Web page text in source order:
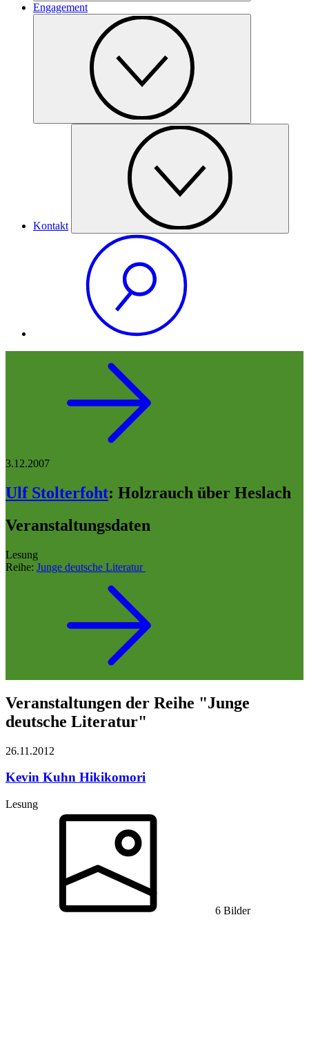
Engagement
Kontakt
3.12.2007
Ulf Stolterfoht: Holzrauch über Heslach
Veranstaltungsdaten
Lesung
Reihe: Junge deutsche Literatur
Veranstaltungen der Reihe "Junge
deutsche Literatur"
26.11.2012
Kevin Kuhn Hikikomori
Lesung
6 Bilder